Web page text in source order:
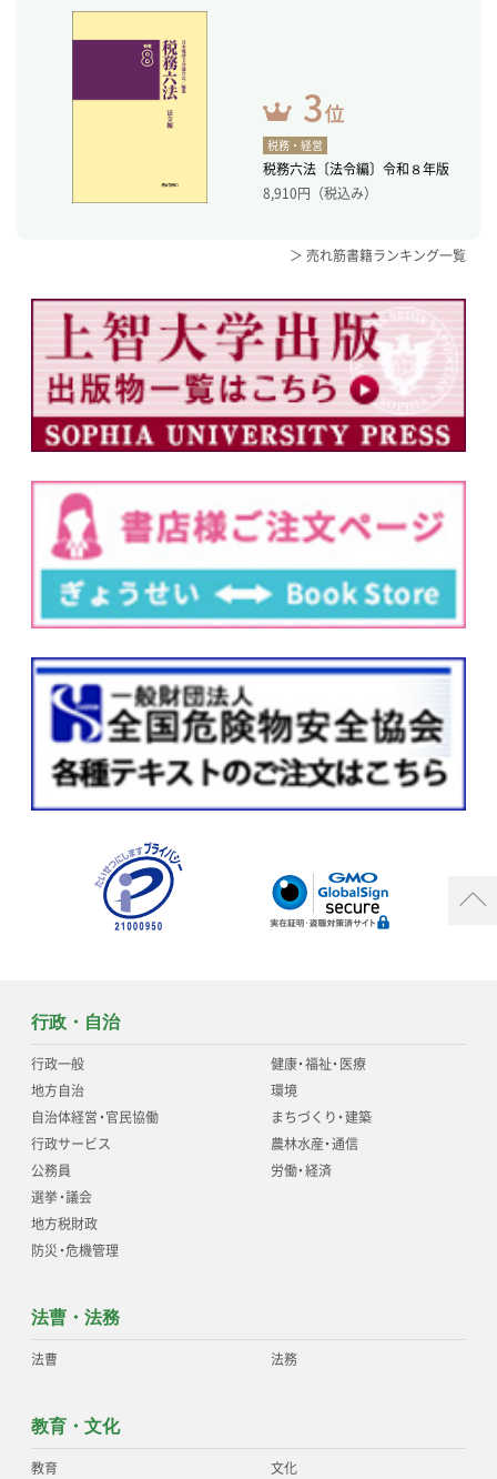
税務・経営
税務六法〔法令編〕令和８年版
8,910円（税込み）
＞ 売れ筋書籍ランキング一覧
行政・自治
行政一般
地方自治
自治体経営・官民協働
行政サービス
公務員
選挙・議会
地方税財政
防災・危機管理
健康・福祉・医療
環境
まちづくり・建築
農林水産・通信
労働・経済
法曹・法務
法曹 法務
教育・文化
教育 文化